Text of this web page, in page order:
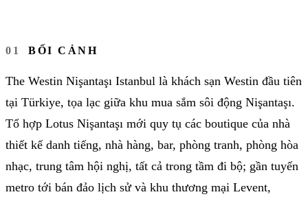
BỐI CẢNH
The Westin Nişantaşı Istanbul là khách sạn Westin đầu tiên
tại Türkiye, tọa lạc giữa khu mua sắm sôi động Nişantaşı.
Tổ hợp Lotus Nişantaşı mới quy tụ các boutique của nhà
thiết kế danh tiếng, nhà hàng, bar, phòng tranh, phòng hòa
nhạc, trung tâm hội nghị, tất cả trong tầm đi bộ; gần tuyến
metro tới bán đảo lịch sử và khu thương mại Levent,